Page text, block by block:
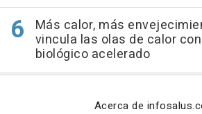
Más calor, más
vincula las olas de calor
biológico acelerado
Acerca de